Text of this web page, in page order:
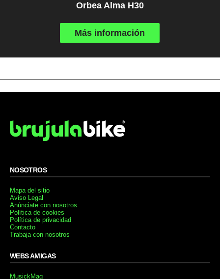
Orbea Alma H30
Más información
NOSOTROS
Mapa del sitio
Aviso Legal
Anúnciate con nosotros
Política de cookies
Política de privacidad
Contacto
Trabaja con nosotros
WEBS AMIGAS
MusickMag